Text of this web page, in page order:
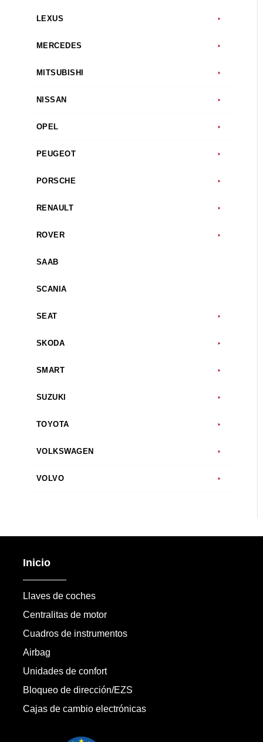
LEXUS
MERCEDES
MITSUBISHI
NISSAN
OPEL
PEUGEOT
PORSCHE
RENAULT
ROVER
SAAB
SCANIA
SEAT
SKODA
SMART
SUZUKI
TOYOTA
VOLKSWAGEN
VOLVO
Inicio
Llaves de coches
Centralitas de motor
Cuadros de instrumentos
Airbag
Unidades de confort
Bloqueo de dirección/EZS
Cajas de cambio electrónicas